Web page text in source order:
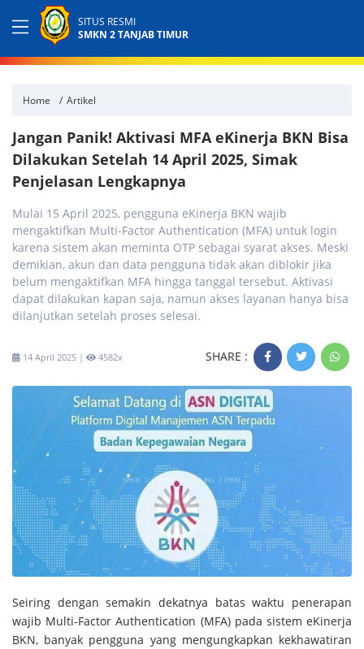
SITUS RESMI
SMKN 2 TANJAB TIMUR
Home Artikel
Jangan Panik! Aktivasi MFA eKinerja BKN Bisa
Dilakukan Setelah 14 April 2025, Simak
Penjelasan Lengkapnya
Mulai 15 April 2025, pengguna eKinerja BKN wajib
mengaktifkan Multi-Factor Authentication (MFA) untuk login
karena sistem akan meminta OTP sebagai syarat akses. Meski
demikian, akun dan data pengguna tidak akan diblokir jika
belum mengaktifkan MFA hingga tanggal tersebut. Aktivasi
dapat dilakukan kapan saja, namun akses layanan hanya bisa
dilanjutkan setelah proses selesai.
14 April 2025 | 4582x SHARE :
Seiring dengan semakin dekatnya batas waktu penerapan
wajib Multi-Factor Authentication (MFA) pada sistem eKinerja
BKN, banyak pengguna yang mengungkapkan kekhawatiran